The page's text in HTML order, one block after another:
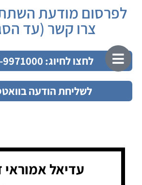
לפרסום מודעת
צרו קשר (עד
לחצו לחיוג: 077-9971000
לשליחת הודעה
עדיאל אמוראי